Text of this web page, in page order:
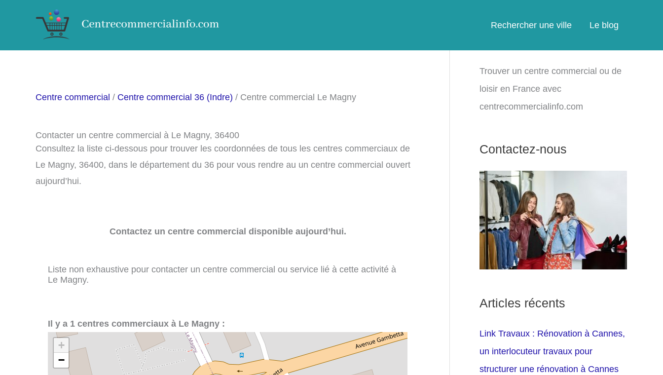
Rechercher une ville Le blog
Centre commercial / Centre commercial 36 (Indre) / Centre commercial Le Magny
Contacter un centre commercial à Le Magny, 36400
Consultez la liste ci-dessous pour trouver les coordonnées de tous les centres commerciaux de
Le Magny, 36400, dans le département du 36 pour vous rendre au un centre commercial ouvert
aujourd’hui.
Contactez un centre commercial disponible aujourd’hui.
Liste non exhaustive pour contacter un centre commercial ou service lié à cette activité à
Le Magny.
Il y a 1 centres commerciaux à Le Magny :
+
−
Trouver un centre commercial ou de
loisir en France avec
centrecommercialinfo.com
Contactez-nous
Articles récents
Link Travaux : Rénovation à Cannes,
un interlocuteur travaux pour
structurer une rénovation à Cannes